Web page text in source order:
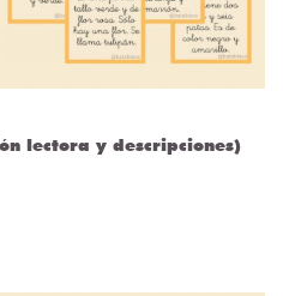
lectora y descripciones)